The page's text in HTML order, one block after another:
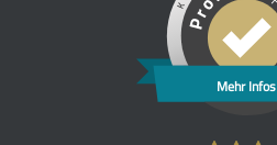
Mehr Infos